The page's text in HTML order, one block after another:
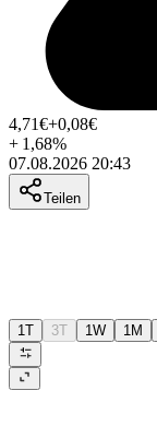
4,71€+0,08€
+ 1,68%
07.08.2026 20:43
Teilen
1T 3T 1W 1M